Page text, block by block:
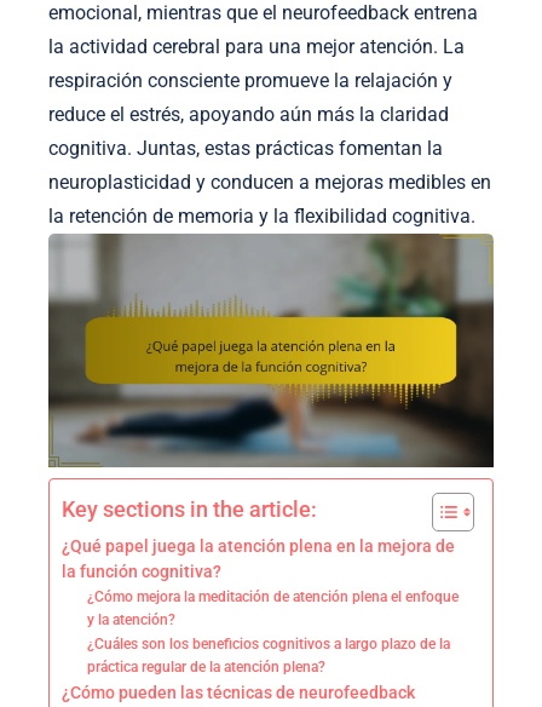
emocional, mientras que el neurofeedback entrena
la actividad cerebral para una mejor atención. La
respiración consciente promueve la relajación y
reduce el estrés, apoyando aún más la claridad
cognitiva. Juntas, estas prácticas fomentan la
neuroplasticidad y conducen a mejoras medibles en
la retención de memoria y la flexibilidad cognitiva.
Key sections in the article:
¿Qué papel juega la atención plena en la mejora de
la función cognitiva?
¿Cómo mejora la meditación de atención plena el enfoque
y la atención?
¿Cuáles son los beneficios cognitivos a largo plazo de la
práctica regular de la atención plena?
¿Cómo pueden las técnicas de neurofeedback